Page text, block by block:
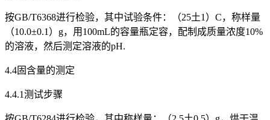
按GB/T6368进行检验，其中试验条件：（25土1）C，称样量
（10.0±0.1）g，用100mL的容量瓶定容，配制成质量浓度10%
的溶液，然后测定溶液的pH.
4.4固含量的测定
4.4.1测试步骤